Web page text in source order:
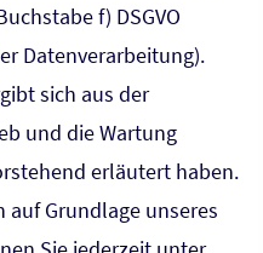
f) DSGVO
Datenverarbeitung).
sich aus der
und die Wartung
erläutert haben.
auf Grundlage unseres